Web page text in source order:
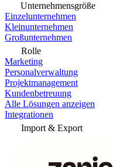
Unternehmensgröße
Einzelunternehmen
Kleinunternehmen
Großunternehmen
Rolle
Marketing
Personalverwaltung
Projektmanagement
Kundenbetreuung
Alle Lösungen anzeigen
Integrationen
Import & Export